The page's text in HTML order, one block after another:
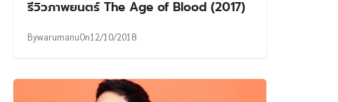
รีวิวภาพยนตร์ The Age of Blood (2017)
BywarumanuOn12/10/2018